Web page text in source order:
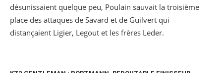
désunissaient quelque peu, Poulain sauvait la troisième
place des attaques de Savard et de Guilvert qui
distançaient Ligier, Legout et les frères Leder.